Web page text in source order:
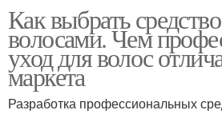
Как выбрать
волосами. Чем
уход для волос
маркета
Разработка профессиональных